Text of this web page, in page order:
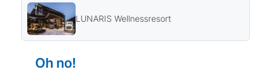
LUNARIS Wellnessresort
Oh no!